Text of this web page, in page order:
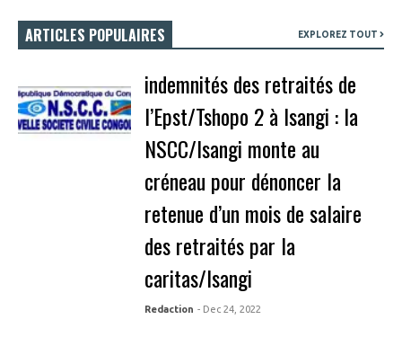
ARTICLES POPULAIRES EXPLOREZ TOUT
indemnités des retraités de
l’Epst/Tshopo 2 à Isangi : la
NSCC/Isangi monte au
créneau pour dénoncer la
retenue d’un mois de salaire
des retraités par la
caritas/Isangi
Redaction - Dec 24, 2022